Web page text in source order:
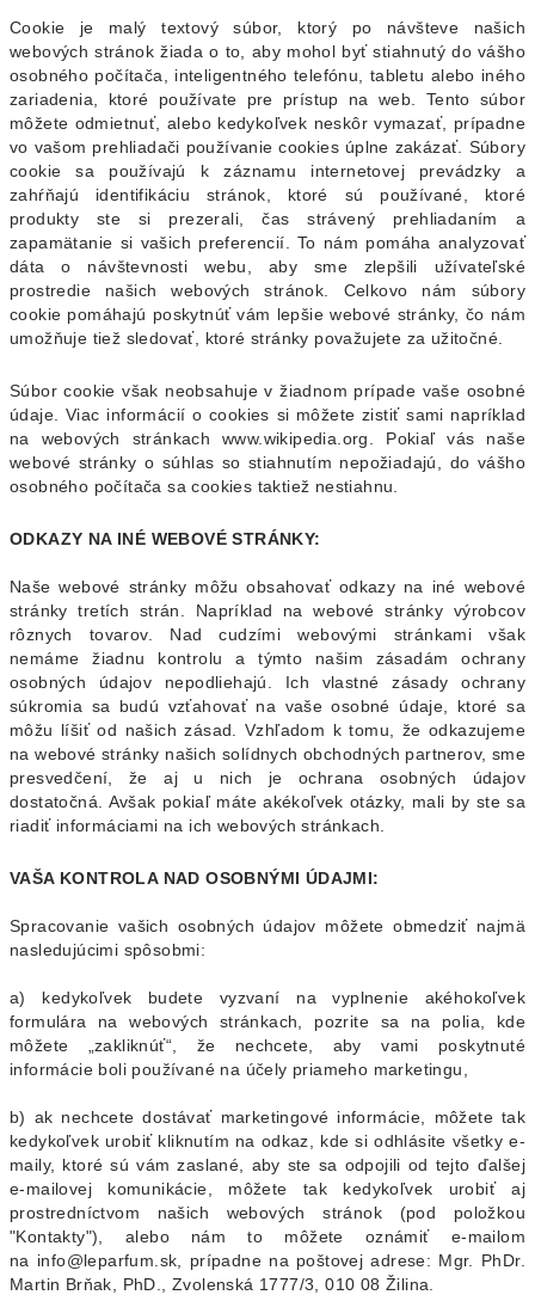
Cookie je malý textový súbor, ktorý po návšteve našich
webových stránok žiada o to, aby mohol byť stiahnutý do vášho
osobného počítača, inteligentného telefónu, tabletu alebo iného
zariadenia, ktoré používate pre prístup na web. Tento súbor
môžete odmietnuť, alebo kedykoľvek neskôr vymazať, prípadne
vo vašom prehliadači používanie cookies úplne zakázať. Súbory
cookie sa používajú k záznamu internetovej prevádzky a
zahŕňajú identifikáciu stránok, ktoré sú používané, ktoré
produkty ste si prezerali, čas strávený prehliadaním a
zapamätanie si vašich preferencií. To nám pomáha analyzovať
dáta o návštevnosti webu, aby sme zlepšili užívateľské
prostredie našich webových stránok. Celkovo nám súbory
cookie pomáhajú poskytnúť vám lepšie webové stránky, čo nám
umožňuje tiež sledovať, ktoré stránky považujete za užitočné.
Súbor cookie však neobsahuje v žiadnom prípade vaše osobné
údaje. Viac informácií o cookies si môžete zistiť sami napríklad
na webových stránkach www.wikipedia.org. Pokiaľ vás naše
webové stránky o súhlas so stiahnutím nepožiadajú, do vášho
osobného počítača sa cookies taktiež nestiahnu.
ODKAZY NA INÉ WEBOVÉ STRÁNKY:
Naše webové stránky môžu obsahovať odkazy na iné webové
stránky tretích strán. Napríklad na webové stránky výrobcov
rôznych tovarov. Nad cudzími webovými stránkami však
nemáme žiadnu kontrolu a týmto našim zásadám ochrany
osobných údajov nepodliehajú. Ich vlastné zásady ochrany
súkromia sa budú vzťahovať na vaše osobné údaje, ktoré sa
môžu líšiť od našich zásad. Vzhľadom k tomu, že odkazujeme
na webové stránky našich solídnych obchodných partnerov, sme
presvedčení, že aj u nich je ochrana osobných údajov
dostatočná. Avšak pokiaľ máte akékoľvek otázky, mali by ste sa
riadiť informáciami na ich webových stránkach.
VAŠA KONTROLA NAD OSOBNÝMI ÚDAJMI:
Spracovanie vašich osobných údajov môžete obmedziť najmä
nasledujúcimi spôsobmi:
a) kedykoľvek budete vyzvaní na vyplnenie akéhokoľvek
formulára na webových stránkach, pozrite sa na polia, kde
môžete „zakliknúť“, že nechcete, aby vami poskytnuté
informácie boli používané na účely priameho marketingu,
b) ak nechcete dostávať marketingové informácie, môžete tak
kedykoľvek urobiť kliknutím na odkaz, kde si odhlásite všetky e-
maily, ktoré sú vám zaslané, aby ste sa odpojili od tejto ďalšej
e-mailovej komunikácie, môžete tak kedykoľvek urobiť aj
prostredníctvom našich webových stránok (pod položkou
"Kontakty"), alebo nám to môžete oznámiť e-mailom
na info@leparfum.sk, prípadne na poštovej adrese: Mgr. PhDr.
Martin Brňak, PhD., Zvolenská 1777/3, 010 08 Žilina.